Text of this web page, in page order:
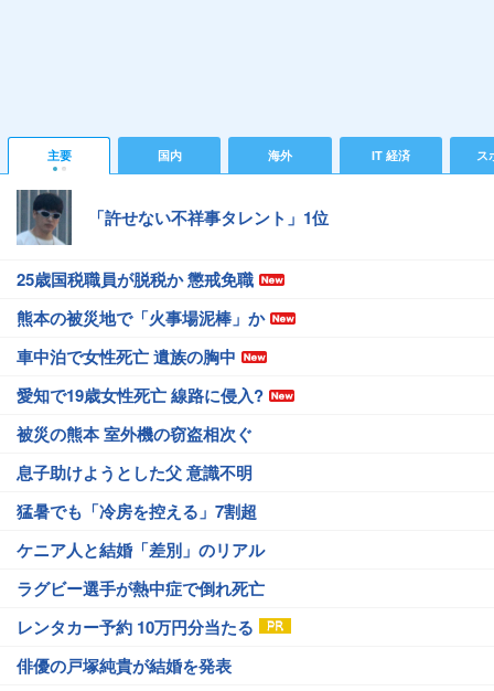
主要 国内 海外 IT 経済 ス
「許せない不祥事タレント」1位
25歳国税職員が脱税か 懲戒免職
熊本の被災地で「火事場泥棒」か
車中泊で女性死亡 遺族の胸中
愛知で19歳女性死亡 線路に侵入?
被災の熊本 室外機の窃盗相次ぐ
息子助けようとした父 意識不明
猛暑でも「冷房を控える」7割超
ケニア人と結婚「差別」のリアル
ラグビー選手が熱中症で倒れ死亡
レンタカー予約 10万円分当たる
俳優の戸塚純貴が結婚を発表